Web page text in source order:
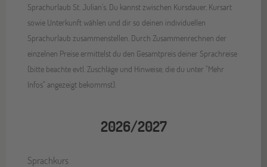
Sprachurlaub St. Julian's. Du kannst zwischen Kursdauer, Kursart
sowie Unterkunft wählen und dir so deinen individuellen
Sprachurlaub zusammenstellen. Durch Zusammenrechnen der
einzelnen Preise ermittelst du den Gesamtpreis deiner Sprachreise
(bitte beachte evtl. Zuschläge und Hinweise, die du unter "Mehr
Infos" angezeigt bekommst).
2026/2027
Sprachkurs